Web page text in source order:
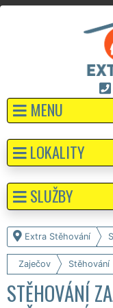
MENU
Extra Stěhování
Zaječov Stěhování
STĚHOVÁNÍ
LOKALITY
SLUŽBY